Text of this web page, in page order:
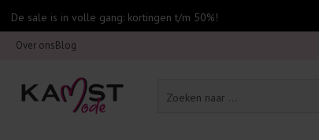
De sale is in volle gang: kortingen t/m 50%!
Over onsBlog